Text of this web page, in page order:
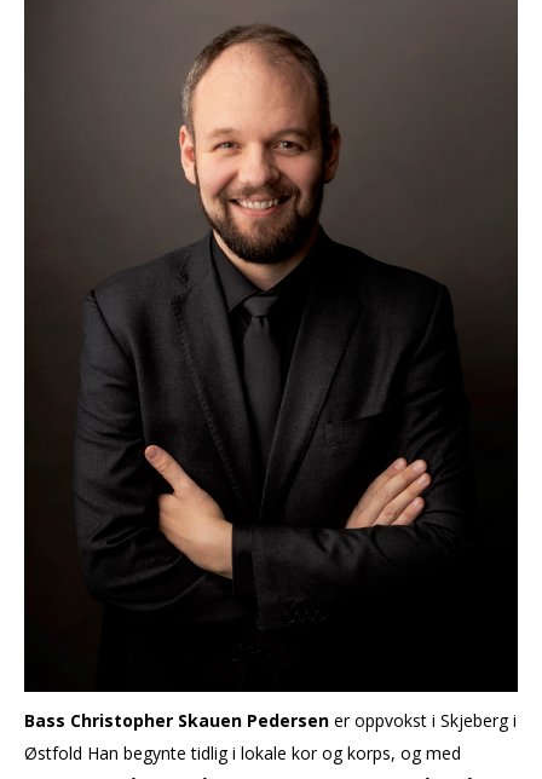
Bass Christopher Skauen Pedersen er oppvokst i Skjeberg i
Østfold Han begynte tidlig i lokale kor og korps, og med